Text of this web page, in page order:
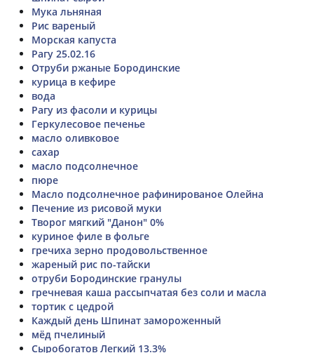
Мука льняная
Рис вареный
Морская капуста
Рагу 25.02.16
Отруби ржаные Бородинские
курица в кефире
вода
Рагу из фасоли и курицы
Геркулесовое печенье
масло оливковое
сахар
масло подсолнечное
пюре
Масло подсолнечное рафинированое Олейна
Печение из рисовой муки
Творог мягкий "Данон" 0%
куриное филе в фольге
гречиха зерно продовольственное
жареный рис по-тайски
отруби Бородинские гранулы
гречневая каша рассыпчатая без соли и масла
тортик с цедрой
Каждый день Шпинат замороженный
мёд пчелиный
Сыробогатов Легкий 13.3%